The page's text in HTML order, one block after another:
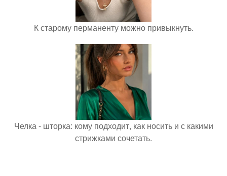
К старому перманенту можно привыкнуть.
Челка - шторка: кому подходит, как носить и с какими
стрижками сочетать.